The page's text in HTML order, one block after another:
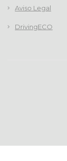
Aviso Legal
DrivingECO